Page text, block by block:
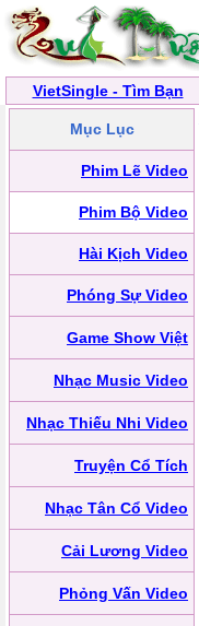
VietSingle - Tìm Bạn
Mục Lục
Phim Lẽ Video
Phim Bộ Video
Hài Kịch Video
Phóng Sự Video
Game Show Việt
Nhạc Music Video
Nhạc Thiếu Nhi Video
Truyện Cổ Tích
Nhạc Tân Cổ Video
Cải Lương Video
Phỏng Vấn Video